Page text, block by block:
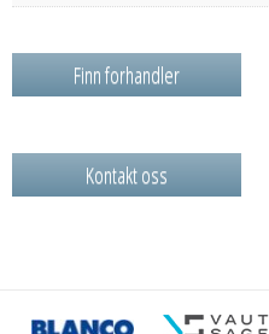
Finn forhandler
Kontakt oss